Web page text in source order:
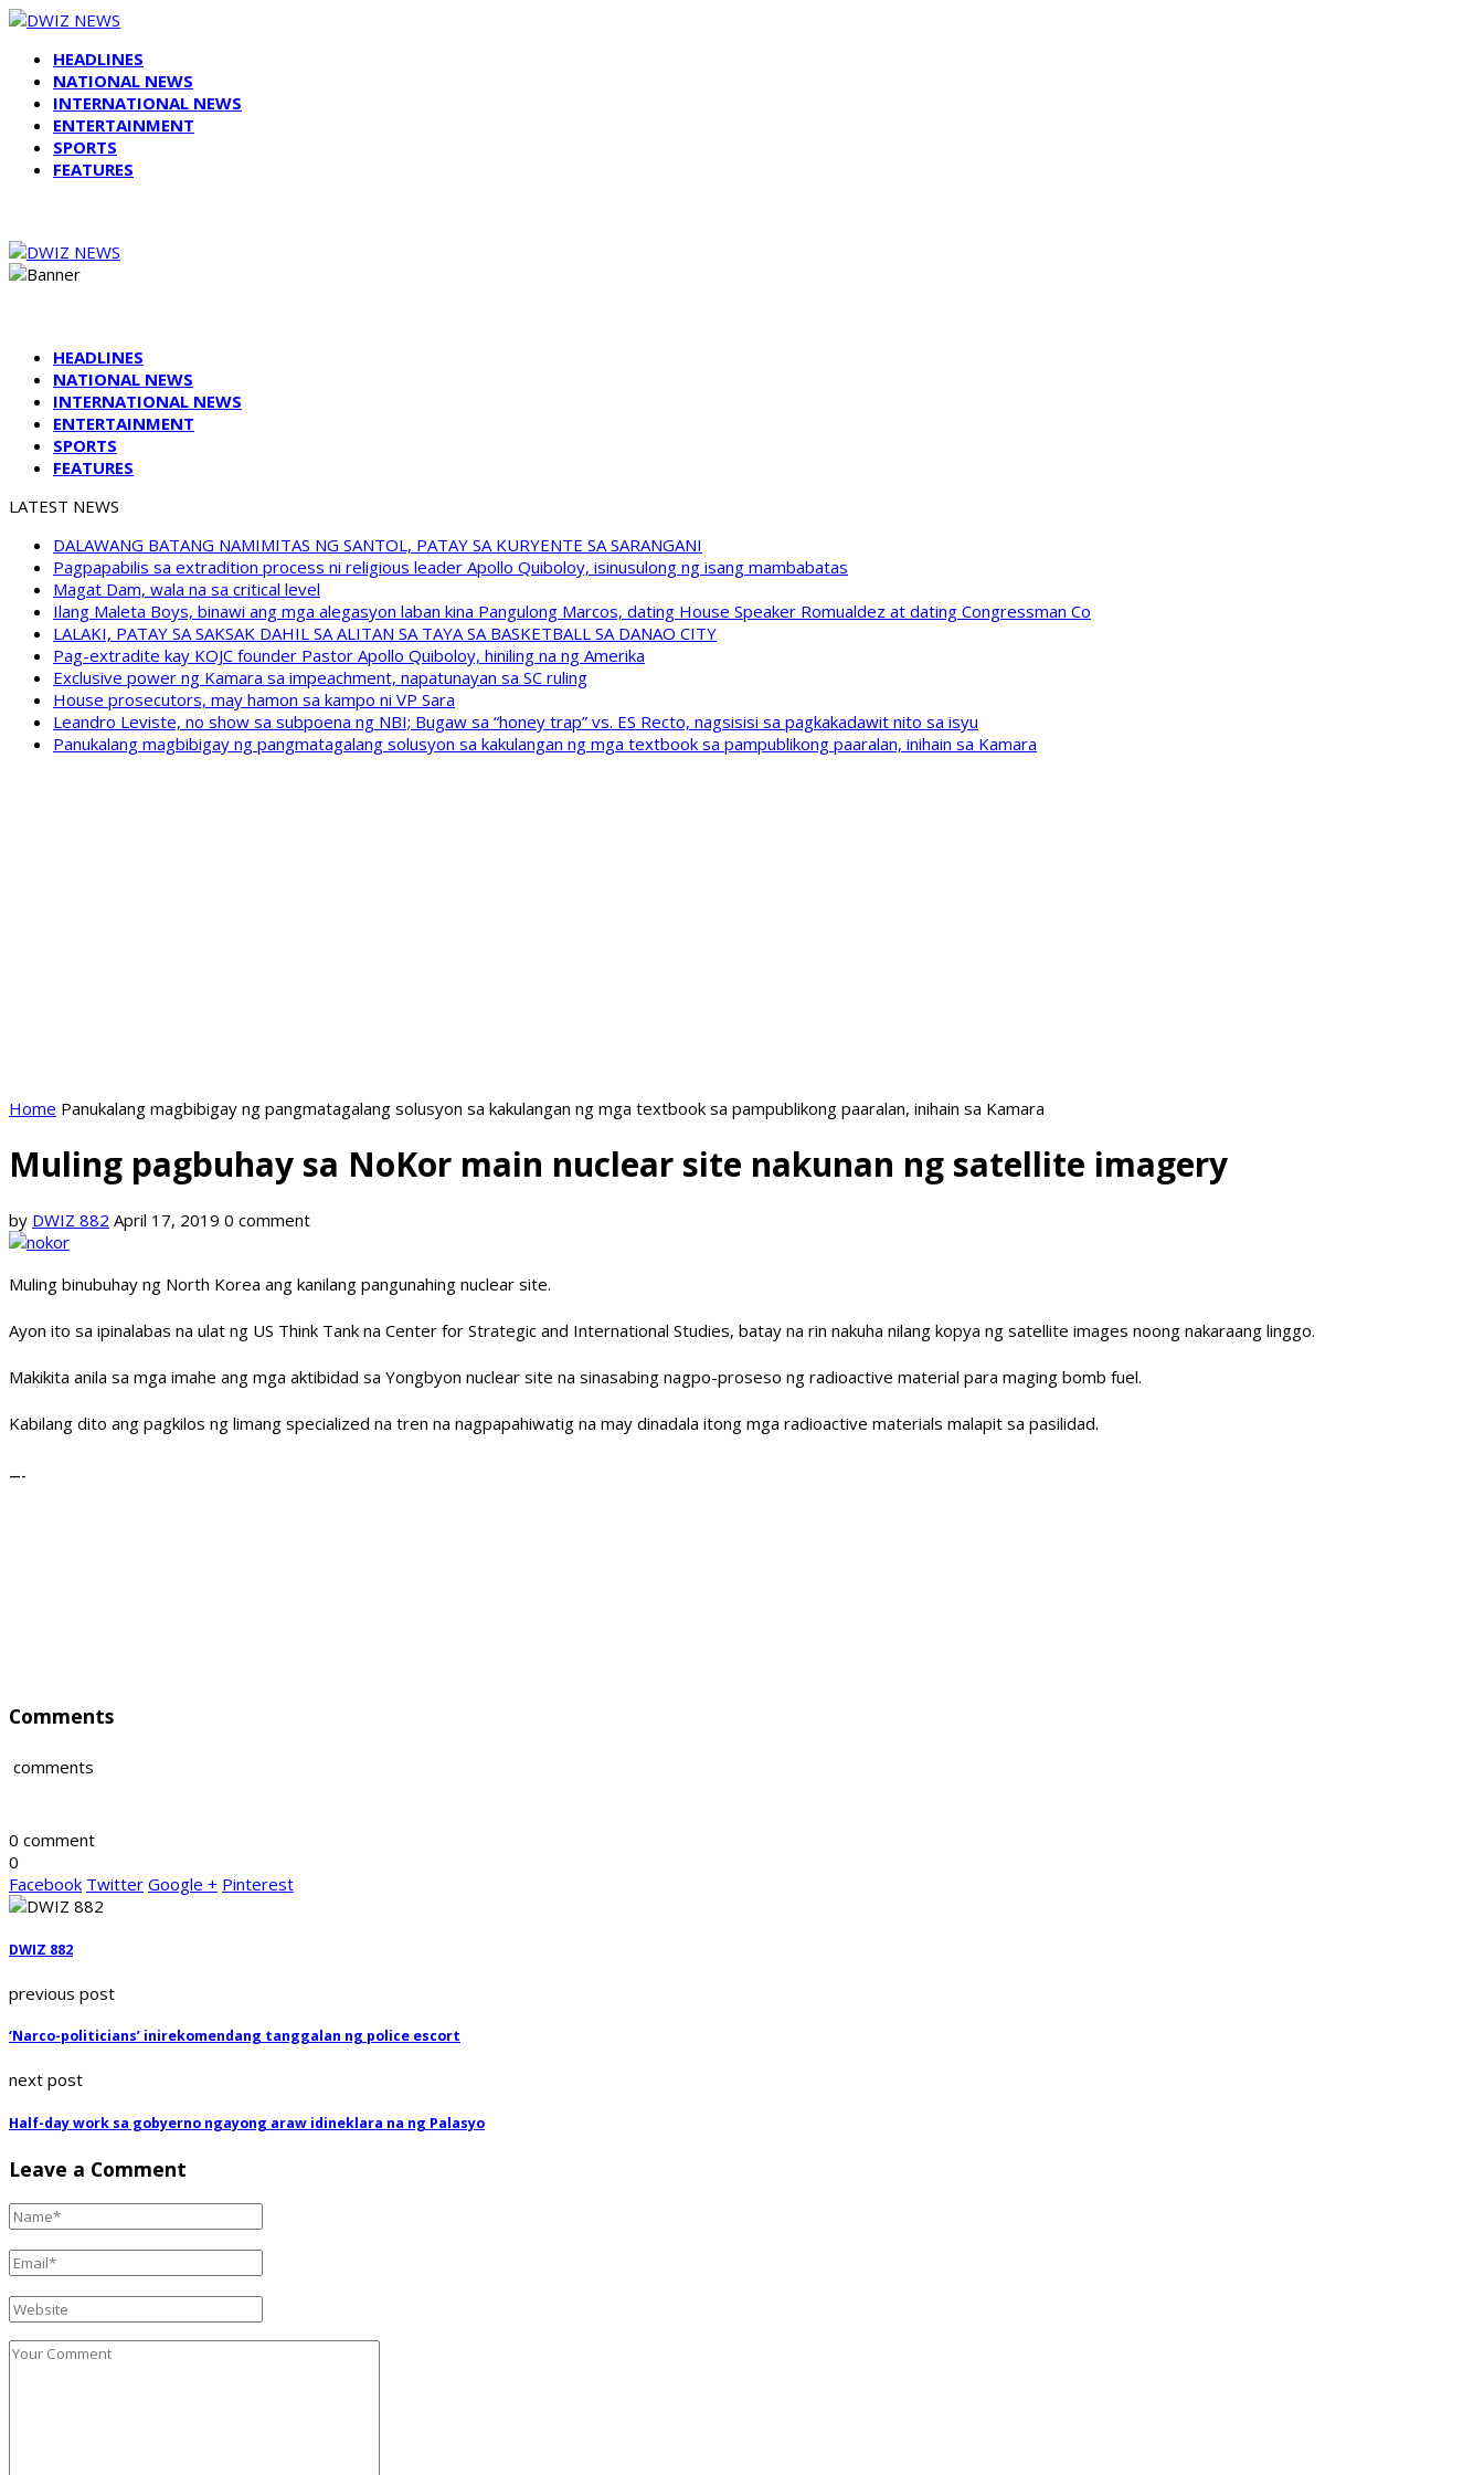
HEADLINES
NATIONAL NEWS
INTERNATIONAL NEWS
ENTERTAINMENT
SPORTS
FEATURES
HEADLINES
NATIONAL NEWS
INTERNATIONAL NEWS
ENTERTAINMENT
SPORTS
FEATURES
LATEST NEWS
DALAWANG BATANG NAMIMITAS NG SANTOL, PATAY SA KURYENTE SA SARANGANI
Pagpapabilis sa extradition process ni religious leader Apollo Quiboloy, isinusulong ng isang mambabatas
Magat Dam, wala na sa critical level
Ilang Maleta Boys, binawi ang mga alegasyon laban kina Pangulong Marcos, dating House Speaker Romualdez at dating Congressman Co
LALAKI, PATAY SA SAKSAK DAHIL SA ALITAN SA TAYA SA BASKETBALL SA DANAO CITY
Pag-extradite kay KOJC founder Pastor Apollo Quiboloy, hiniling na ng Amerika
Exclusive power ng Kamara sa impeachment, napatunayan sa SC ruling
House prosecutors, may hamon sa kampo ni VP Sara
Leandro Leviste, no show sa subpoena ng NBI; Bugaw sa “honey trap” vs. ES Recto, nagsisisi sa pagkakadawit nito sa isyu
Panukalang magbibigay ng pangmatagalang solusyon sa kakulangan ng mga textbook sa pampublikong paaralan, inihain sa Kamara
Home Panukalang magbibigay ng pangmatagalang solusyon sa kakulangan ng mga textbook sa pampublikong paaralan, inihain sa Kamara
Muling pagbuhay sa NoKor main nuclear site nakunan ng satellite imagery
by DWIZ 882 April 17, 2019 0 comment
Muling binubuhay ng North Korea ang kanilang pangunahing nuclear site.
Ayon ito sa ipinalabas na ulat ng US Think Tank na Center for Strategic and International Studies, batay na rin nakuha nilang kopya ng satellite images noong nakaraang linggo.
Makikita anila sa mga imahe ang mga aktibidad sa Yongbyon nuclear site na sinasabing nagpo-proseso ng radioactive material para maging bomb fuel.
Kabilang dito ang pagkilos ng limang specialized na tren na nagpapahiwatig na may dinadala itong mga radioactive materials malapit sa pasilidad.
—-
Comments
comments
0 comment
0
Facebook Twitter Google + Pinterest
DWIZ 882
previous post
‘Narco-politicians’ inirekomendang tanggalan ng police escort
next post
Half-day work sa gobyerno ngayong araw idineklara na ng Palasyo
Leave a Comment